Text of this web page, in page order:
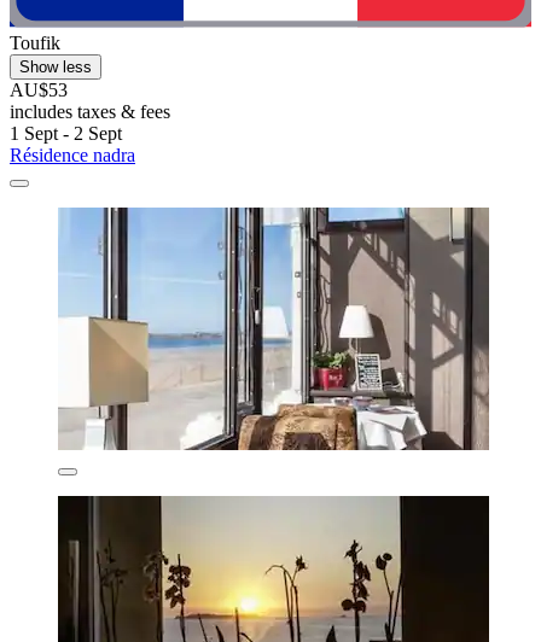
Toufik
Show less
AU$53
includes taxes & fees
1 Sept - 2 Sept
Résidence nadra